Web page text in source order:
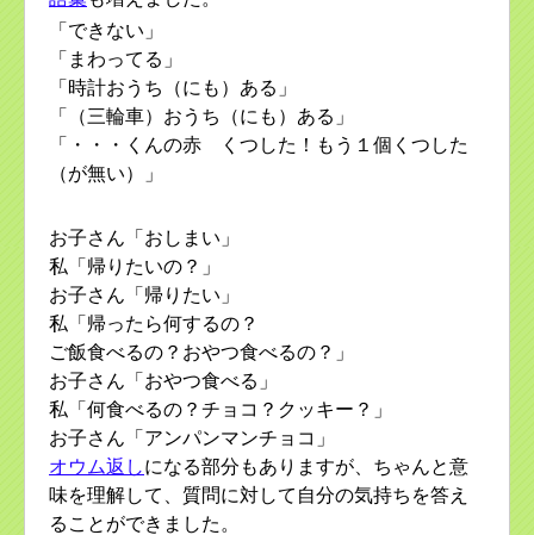
「できない」
「まわってる」
「時計おうち（にも）ある」
「（三輪車）おうち（にも）ある」
「・・・くんの赤 くつした！もう１個くつした
（が無い）」
お子さん「おしまい」
私「帰りたいの？」
お子さん「帰りたい」
私「帰ったら何するの？
ご飯食べるの？おやつ食べるの？」
お子さん「おやつ食べる」
私「何食べるの？チョコ？クッキー？」
お子さん「アンパンマンチョコ」
オウム返しになる部分もありますが、ちゃんと意
味を理解して、質問に対して自分の気持ちを答え
ることができました。